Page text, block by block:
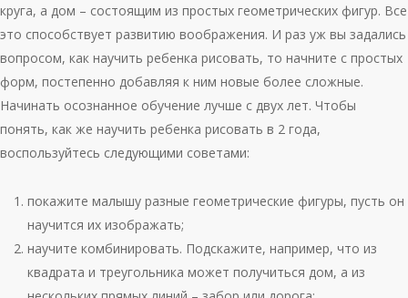
круга, а дом – состоящим из простых геометрических фигур. Все
это способствует развитию воображения. И раз уж вы задались
вопросом, как научить ребенка рисовать, то начните с простых
форм, постепенно добавляя к ним новые более сложные.
Начинать осознанное обучение лучше с двух лет. Чтобы
понять, как же научить ребенка рисовать в 2 года,
воспользуйтесь следующими советами:
покажите малышу разные геометрические фигуры, пусть он
научится их изображать;
научите комбинировать. Подскажите, например, что из
квадрата и треугольника может получиться дом, а из